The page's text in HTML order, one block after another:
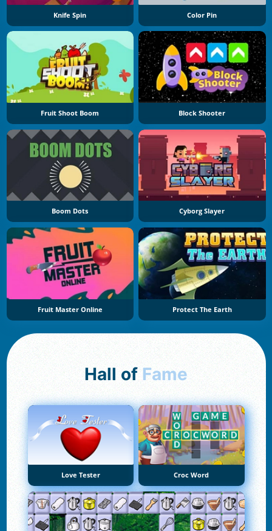
Knife Spin Color Pin
Fruit Shoot Boom Block Shooter
Boom Dots Cyborg Slayer
Fruit Master Online Protect The Earth
Hall of Fame
Love Tester Croc Word